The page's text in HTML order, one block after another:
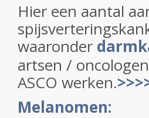
Hier een aantal
waaronder
artsen /
ASCO werken.
Melanomen: